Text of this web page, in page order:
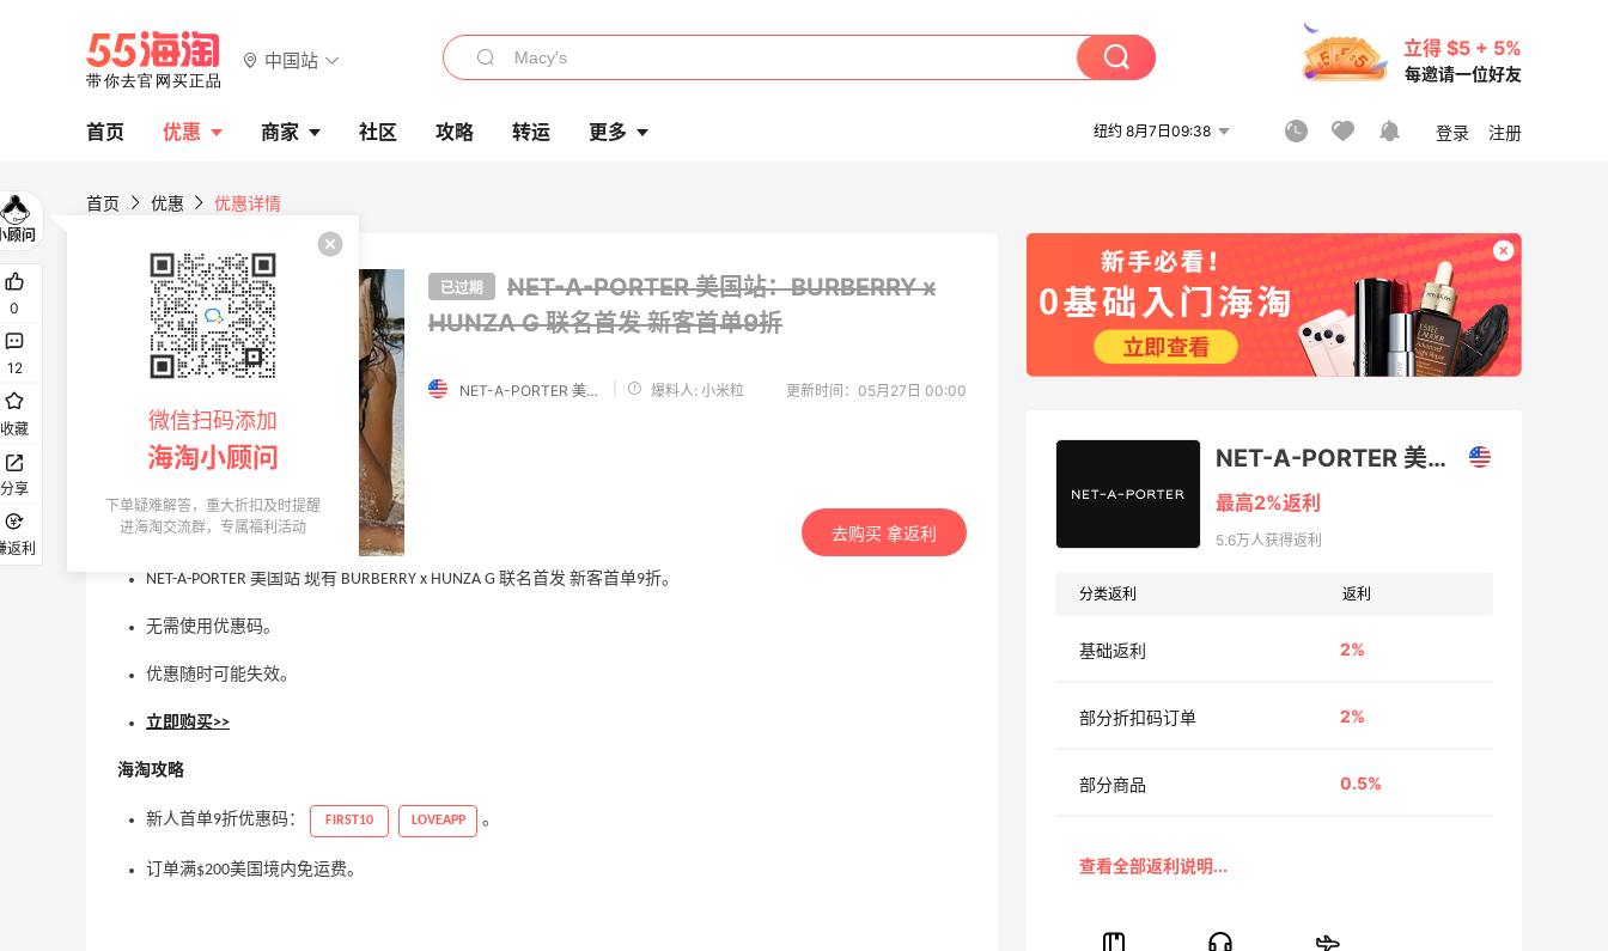
中国站
立得 $5 + 5%
每邀请一位好友
首页 优惠 商家 社区 攻略 转运 更多 纽约 8月7日09:38 登录 注册
首页 优惠 优惠详情
已过期
NET-A-PORTER 美国站：BURBERRY x
HUNZA G 联名首发新客首单9折
NET-A-PORTER 美国站 爆料人: 小米粒 更新时间：05月27日 00:00
去购买 拿返利
NET-A-PORTER 美国站 现有 BURBERRY x HUNZA G 联名首发 新客首单9折。
无需使用优惠码。
优惠随时可能失效。
立即购买>>
海淘攻略
新人首单9折优惠码： FIRST10 LOVEAPP 。
订单满$200美国境内免运费。
NET-A-PORTER 美国站
最高2%返利
5.6万人获得返利
分类返利 返利
基础返利 2%
部分折扣码订单 2%
部分商品 0.5%
0
12
收藏
分享
返利
微信扫码添加
海淘小顾问
下单疑难解答，重大折扣及时提醒
进海淘交流群，专属福利活动